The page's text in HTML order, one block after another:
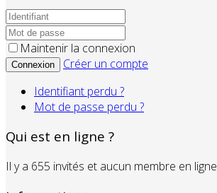
Maintenir la connexion
Connexion
Créer un compte
Identifiant perdu ?
Mot de passe perdu ?
Qui est en ligne ?
Il y a 655 invités et aucun membre en ligne